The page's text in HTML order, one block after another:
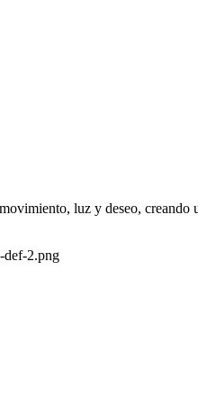
luz y deseo,